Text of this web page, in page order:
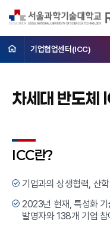
기업협업센터(ICC)
차세대 반도체
ICC란?
기업과의 상생협력, 산
2023년 현재, 특성화
발명자와 138개 기업 참